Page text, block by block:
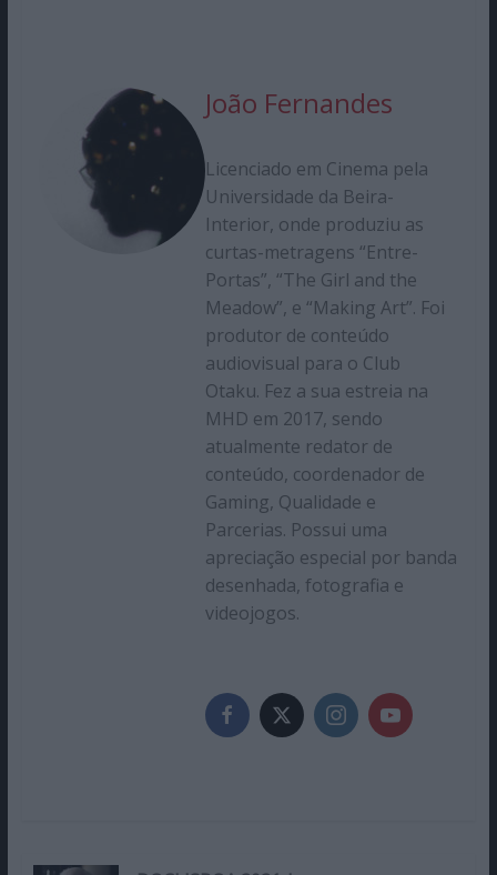
João Fernandes
Licenciado em Cinema pela
Universidade da Beira-
Interior, onde produziu as
curtas-metragens “Entre-
Portas”, “The Girl and the
Meadow”, e “Making Art”. Foi
produtor de conteúdo
audiovisual para o Club
Otaku. Fez a sua estreia na
MHD em 2017, sendo
atualmente redator de
conteúdo, coordenador de
Gaming, Qualidade e
Parcerias. Possui uma
apreciação especial por banda
desenhada, fotografia e
videojogos.